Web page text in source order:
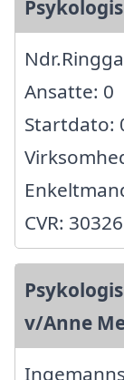
Ansatte: 0
Startdato:
CVR:
v/Anne